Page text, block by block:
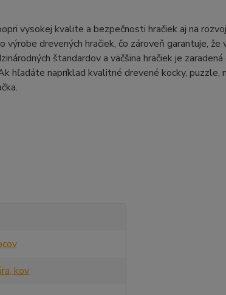
vysokej kvalite a bezpečnosti hračiek aj na
drevených hračiek, čo zároveň garantuje, že
štandardov a väčšina hračiek je zaradená
hľadáte napríklad kvalitné drevené kocky, puzzle,
kov